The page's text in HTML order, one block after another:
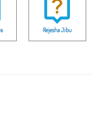
Rejesha Jibu